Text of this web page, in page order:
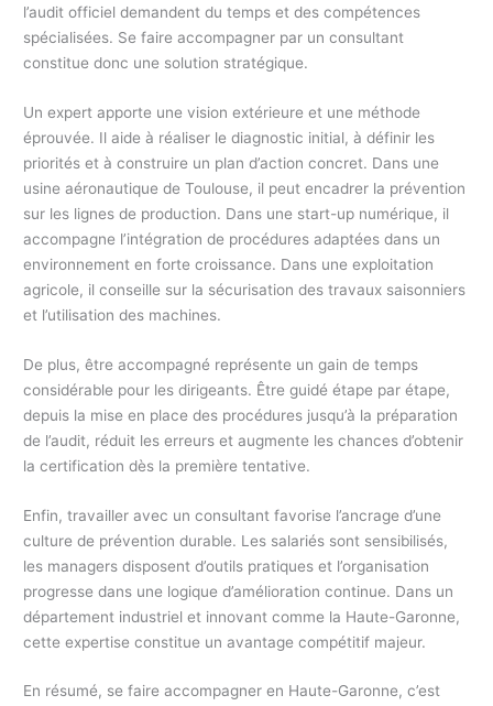
l’audit officiel demandent du temps et des compétences
spécialisées. Se faire accompagner par un consultant
constitue donc une solution stratégique.
Un expert apporte une vision extérieure et une méthode
éprouvée. Il aide à réaliser le diagnostic initial, à définir les
priorités et à construire un plan d’action concret. Dans une
usine aéronautique de Toulouse, il peut encadrer la prévention
sur les lignes de production. Dans une start-up numérique, il
accompagne l’intégration de procédures adaptées dans un
environnement en forte croissance. Dans une exploitation
agricole, il conseille sur la sécurisation des travaux saisonniers
et l’utilisation des machines.
De plus, être accompagné représente un gain de temps
considérable pour les dirigeants. Être guidé étape par étape,
depuis la mise en place des procédures jusqu’à la préparation
de l’audit, réduit les erreurs et augmente les chances d’obtenir
la certification dès la première tentative.
Enfin, travailler avec un consultant favorise l’ancrage d’une
culture de prévention durable. Les salariés sont sensibilisés,
les managers disposent d’outils pratiques et l’organisation
progresse dans une logique d’amélioration continue. Dans un
département industriel et innovant comme la Haute-Garonne,
cette expertise constitue un avantage compétitif majeur.
En résumé, se faire accompagner en Haute-Garonne, c’est